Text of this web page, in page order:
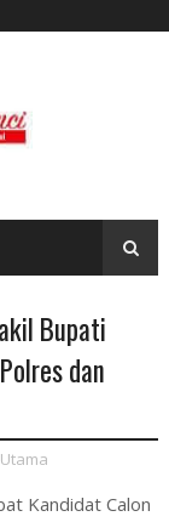
Bupati
dan
Utama
Kandidat Calon